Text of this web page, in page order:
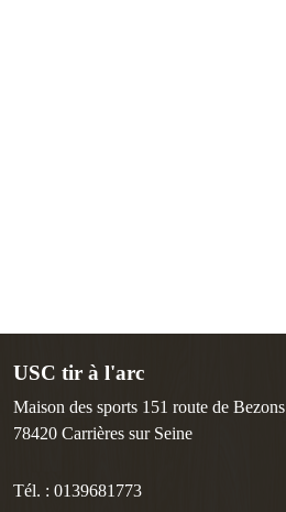
USC tir à l'arc
Maison des sports 151 route de Bezons
78420 Carrières sur Seine
Tél. : 0139681773